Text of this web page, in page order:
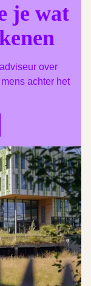
je wat
over
achter het